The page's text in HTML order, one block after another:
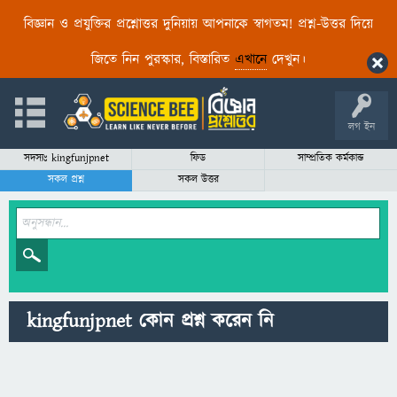
বিজ্ঞান ও প্রযুক্তির প্রশ্নোত্তর দুনিয়ায় আপনাকে স্বাগতম! প্রশ্ন-উত্তর দিয়ে
জিতে নিন পুরস্কার, বিস্তারিত এখানেদেখুন।
লগ ইন
সদস্যঃ kingfunjpnet ফিড
সাম্প্রতিক কর্মকান্ড
সকল প্রশ্ন
সকল উত্তর
kingfunjpnet কোন প্রশ্ন করেন নি